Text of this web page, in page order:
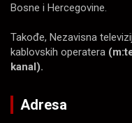
Bosne i Hercegovine.
Takođe, Nezavisna
kablovskih operatera
kanal).
Adresa